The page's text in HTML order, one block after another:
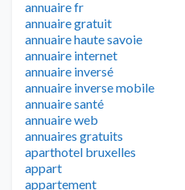
annuaire fr
annuaire gratuit
annuaire haute savoie
annuaire internet
annuaire inversé
annuaire inverse mobile
annuaire santé
annuaire web
annuaires gratuits
aparthotel bruxelles
appart
appartement